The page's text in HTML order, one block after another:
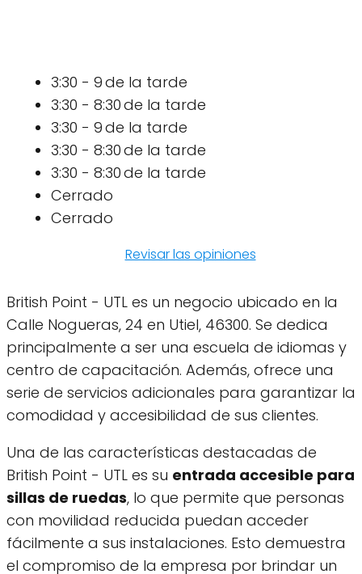
3:30 - 9 de la tarde
3:30 - 8:30 de la tarde
3:30 - 9 de la tarde
3:30 - 8:30 de la tarde
3:30 - 8:30 de la tarde
Cerrado
Cerrado
Revisar las opiniones
British Point - UTL es un negocio ubicado en la
Calle Nogueras, 24 en Utiel, 46300. Se dedica
principalmente a ser una escuela de idiomas y
centro de capacitación. Además, ofrece una
serie de servicios adicionales para garantizar la
comodidad y accesibilidad de sus clientes.
Una de las características destacadas de
British Point - UTL es su entrada accesible para
sillas de ruedas, lo que permite que personas
con movilidad reducida puedan acceder
fácilmente a sus instalaciones. Esto demuestra
el compromiso de la empresa por brindar un